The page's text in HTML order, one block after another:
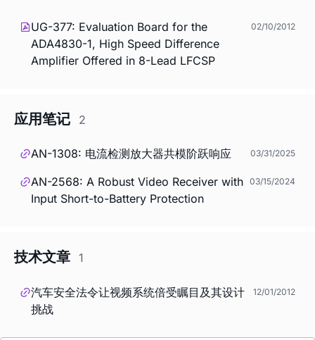
UG-377: Evaluation Board for the
ADA4830-1, High Speed Difference
Amplifier Offered in 8-Lead LFCSP
02/10/2012
应用笔记 2
AN-1308: 电流检测放大器共模阶跃响应 03/31/2025
AN-2568: A Robust Video Receiver with
Input Short-to-Battery Protection
03/15/2024
技术文章 1
汽车安全法令让视频系统倍受瞩目及其设计
挑战
12/01/2012